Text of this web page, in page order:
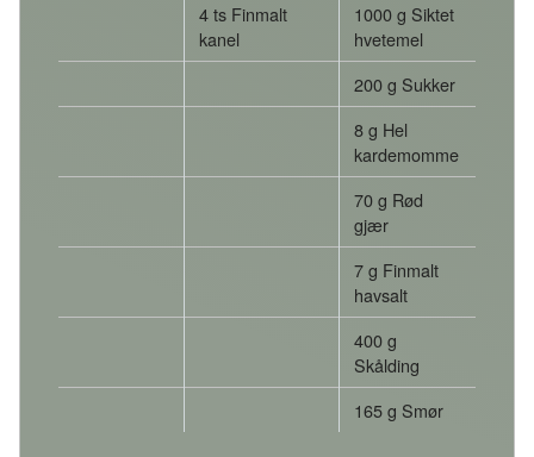
4 ts Finmalt
kanel
1000 g Siktet
hvetemel
200 g Sukker
8 g Hel
kardemomme
70 g Rød
gjær
7 g Finmalt
havsalt
400 g
Skålding
165 g Smør